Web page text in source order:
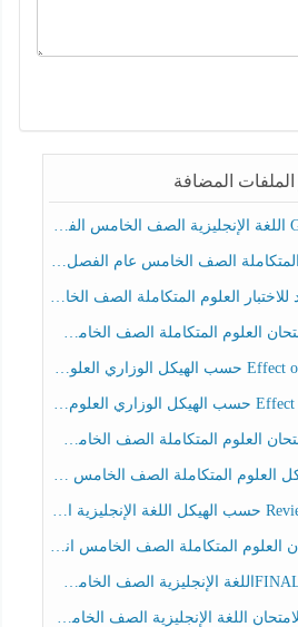
الملفات المضافة
الخامس عام الفصل الدراسي الثالث 2025-2026
العلوم المتكاملة الصف الخامس عام الفصل الثالث
المتكاملة الصف الخامس انسبير الفصل الثالث
المتكاملة الصف الخامس عام الفصل الثالث
الصف الخامس انسبير الفصل الثالث
المتكاملة الصف الخامس انسبير الفصل الثالث
الإنجليزية الصف الخامس الفصل الثالث